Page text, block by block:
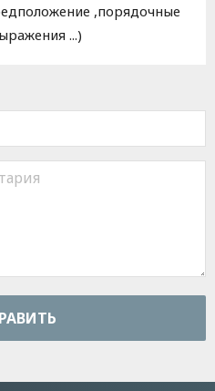
,порядочные
...)